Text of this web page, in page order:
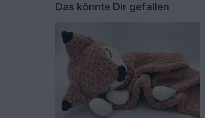
Das könnte Dir gefallen